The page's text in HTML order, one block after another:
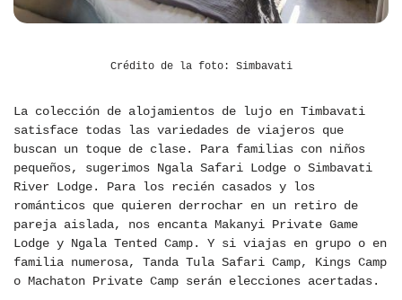
Crédito de la foto: Simbavati
La colección de alojamientos de lujo en Timbavati
satisface todas las variedades de viajeros que
buscan un toque de clase. Para familias con niños
pequeños, sugerimos Ngala Safari Lodge o Simbavati
River Lodge. Para los recién casados ​​y los
románticos que quieren derrochar en un retiro de
pareja aislada, nos encanta Makanyi Private Game
Lodge y Ngala Tented Camp. Y si viajas en grupo o en
familia numerosa, Tanda Tula Safari Camp, Kings Camp
o Machaton Private Camp serán elecciones acertadas.